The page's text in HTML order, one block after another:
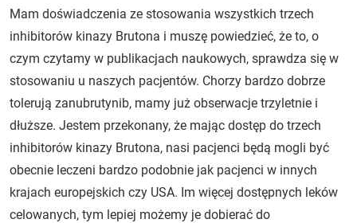
Mam doświadczenia ze stosowania wszystkich trzech
inhibitorów kinazy Brutona i muszę powiedzieć, że to, o
czym czytamy w publikacjach naukowych, sprawdza się w
stosowaniu u naszych pacjentów. Chorzy bardzo dobrze
tolerują zanubrutynib, mamy już obserwacje trzyletnie i
dłuższe. Jestem przekonany, że mając dostęp do trzech
inhibitorów kinazy Brutona, nasi pacjenci będą mogli być
obecnie leczeni bardzo podobnie jak pacjenci w innych
krajach europejskich czy USA. Im więcej dostępnych leków
celowanych, tym lepiej możemy je dobierać do